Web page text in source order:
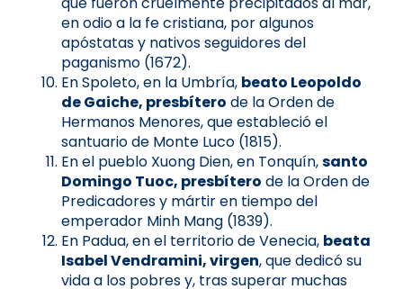
en odio a la fe cristiana, por algunos
apóstatas y nativos seguidores del
paganismo (1672).
En Spoleto, en la Umbría, beato Leopoldo
de Gaiche, presbítero de la Orden de
Hermanos Menores, que estableció el
santuario de Monte Luco (1815).
En el pueblo Xuong Dien, en Tonquín,santo
Domingo Tuoc, presbítero de la Orden de
Predicadores y mártir en tiempo del
emperador Minh Mang (1839).
En Padua, en el territorio de Venecia, beata
Isabel Vendramini, virgen, que dedicó su
vida a los pobres y, tras superar muchas